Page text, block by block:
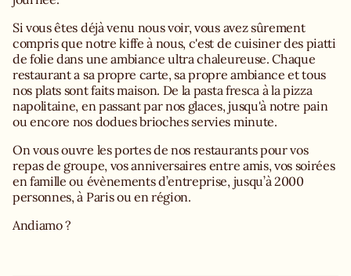
Si vous êtes déjà venu nous voir, vous avez sûrement
compris que notre kiffe à nous, c'est de cuisiner des piatti
de folie dans une ambiance ultra chaleureuse. Chaque
restaurant a sa propre carte, sa propre ambiance et tous
nos plats sont faits maison. De la pasta fresca à la pizza
napolitaine, en passant par nos glaces, jusqu'à notre pain
ou encore nos dodues brioches servies minute.
On vous ouvre les portes de nos restaurants pour vos
repas de groupe, vos anniversaires entre amis, vos soirées
en famille ou évènements d’entreprise, jusqu’à 2000
personnes, à Paris ou en région.
Andiamo ?